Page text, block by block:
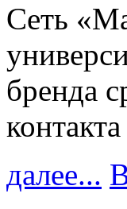
Сеть
бренда
далее...